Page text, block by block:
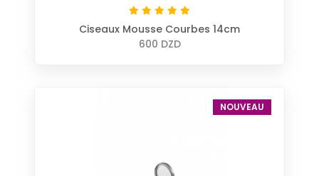
Ciseaux Mousse Courbes 14cm
600 DZD
NOUVEAU